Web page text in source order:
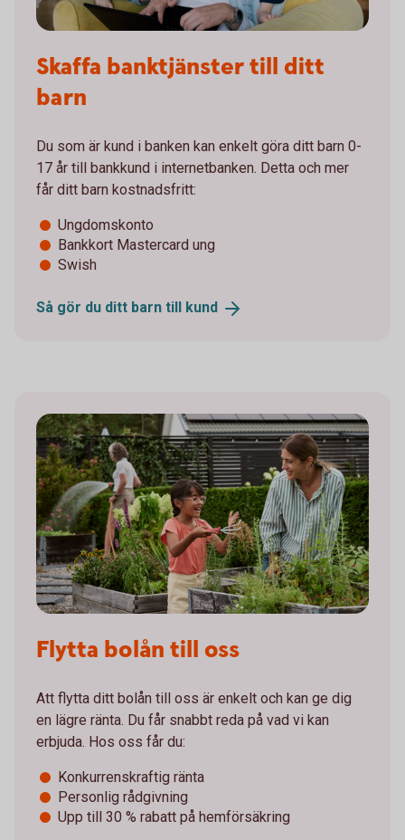
Skaffa banktjänster till ditt
barn
Du som är kund i banken kan enkelt göra ditt barn 0-
17 år till bankkund i internetbanken. Detta och mer
får ditt barn kostnadsfritt:
Ungdomskonto
Bankkort Mastercard ung
Swish
Så gör du ditt barn till kund
Flytta bolån till oss
Att flytta ditt bolån till oss är enkelt och kan ge dig
en lägre ränta. Du får snabbt reda på vad vi kan
erbjuda. Hos oss får du:
Konkurrenskraftig ränta
Personlig rådgivning
Upp till 30 % rabatt på hemförsäkring